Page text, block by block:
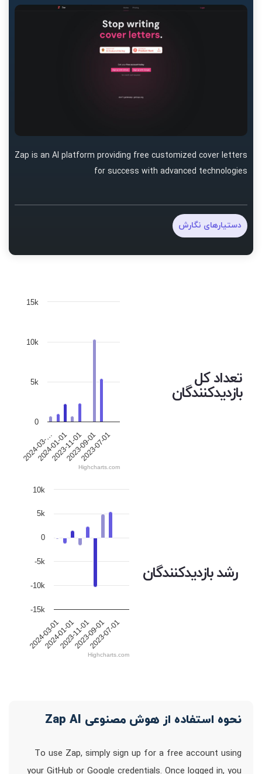
Zap is an AI platform providing free customized cover letters
for success with advanced technologies
دستیارهای نگارش
تعداد کل
بازدیدکنندگان
2024-03-…
2024-01-01
2023-11-01
2023-09-01
2023-07-01
0
5k
10k
15k
Highcharts.com
رشد بازدیدکنندگان
2024-03-01
2024-01-01
2023-11-01
2023-09-01
2023-07-01
-15k
-10k
-5k
0
5k
10k
Highcharts.com
نحوه استفاده از هوش مصنوعی Zap AI
To use Zap, simply sign up for a free account using
your GitHub or Google credentials. Once logged in, you